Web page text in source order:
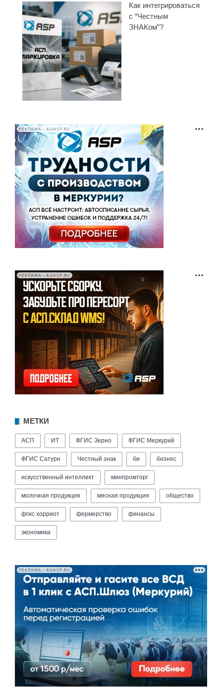
Как интегрироваться
с “Честным
ЗНАКом”?
РЕКЛАМА • AOASP.RU
РЕКЛАМА • AOASP.RU
МЕТКИ
АСП ИТ ФГИС Зерно ФГИС Меркурий
ФГИС Сатурн Честный знак би бизнес
искусственный интеллект минпромторг
молочная продукция мясная продукция общество
фгис хорриот фермерство финансы
экономика
РЕКЛАМА • AOASP.RU